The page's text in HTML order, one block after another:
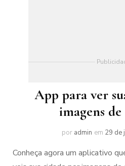
App para ver
imagens
por admin em 29 de
Conheça agora um aplicativo